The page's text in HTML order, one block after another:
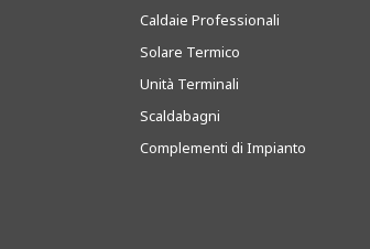
Caldaie Professionali
Solare Termico
Unità Terminali
Scaldabagni
Complementi di Impianto